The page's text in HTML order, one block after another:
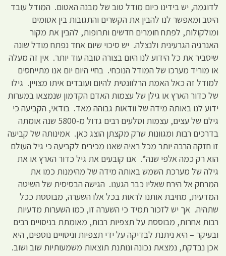
לדוגמה, יש בידינו כיום מודל טוב של מבנה האטום. המודל עובד
היטב ומאפשר לנו להבין את הקשרים והתגובות בין אטומים
ומולקולות, לפתח חומרים חדשים ותרופות, להבין את מקור
האנרגיה הגרעינית ולנצלה. יש סיכוי שיום אחד נפתח מודל שונה
שיסביר את כל הידוע לנו היום בצורה טובה עוד יותר. אין זה מעלה
או מוריד מערכו של המודל הנוכחי. בחיי היום יום אנו מתייחסים
למודל זה כאל האמת הרלוונטית להיום ועובדים איתו מצויין. גילו
של כדור הארץ או גילן של עצמות האדם הקדמון שנמצאו במערות
ידוע לנו באותה מידה של וודאות גבוהה מאד. בודאי, הקביעה כי
גילם של עצים, עצמות וסלעים רבים גדול מ-5800 שנה אומתה
בדרכים רבות ומגוונות שרק מקצתן הוצג כאן. אמינותה של קביעה
זו חזקה הרבה יותר מכל ראיה שאנו מכירים לקביעה כי גיל העולם
הוא רק כמה אלפי שנה*. אנו קובעים את גיל כדור הארץ או את
גילה של מערכת השמש באותה מידה של מהימנות כמו את
המרחק אל הירח שאליו כבר הגענו. הגישה הבסיסית של השיטה
המדעית, מחיבת אותנו לראות בכל אלו השערה, מבוססת ככל
שתהיה. אך יש לזכור תמיד כי השערה זו, כמו השערות מדעיות
רבות אחרות, מבוססת על תצפיות רבות, מאומתת בניסויים רבים
ובעיקר – היא ניתנת לבדיקה על ידי תצפיות וניסויים נוספים, היא
אכן נבדקת, נמצאת נכונה ונותנת תוצאות משמעותיות שוב ושוב.